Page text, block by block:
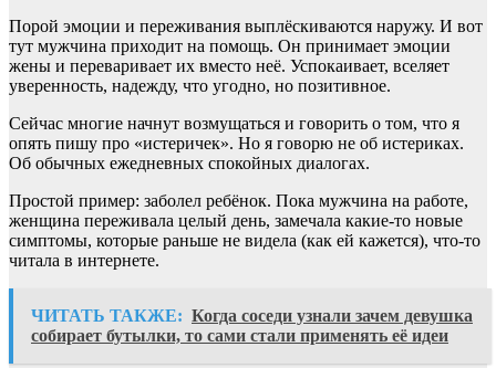
Порой эмоции и переживания выплёскиваются наружу. И вот
тут мужчина приходит на помощь. Он принимает эмоции
жены и переваривает их вместо неё. Успокаивает, вселяет
уверенность, надежду, что угодно, но позитивное.
Сейчас многие начнут возмущаться и говорить о том, что я
опять пишу про «истеричек». Но я говорю не об истериках.
Об обычных ежедневных спокойных диалогах.
Простой пример: заболел ребёнок. Пока мужчина на работе,
женщина переживала целый день, замечала какие-то новые
симптомы, которые раньше не видела (как ей кажется), что-то
читала в интернете.
ЧИТАТЬ ТАКЖЕ: Когда соседи узнали зачем девушка
собирает бутылки, то сами стали применять её идеи